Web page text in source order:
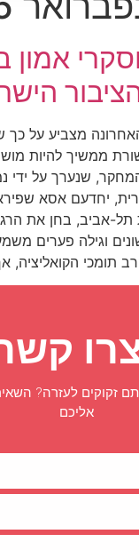
מצביע על כך
ממשיך להיות
שנערך על ידי
יחדעם אסא
תל-אביב, בחן את
וגילה פערים
זקוקים לעזרה?
אליכם